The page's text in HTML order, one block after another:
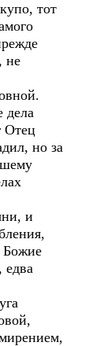
тот
не
дела
Отец
но за
и
Божие
едва